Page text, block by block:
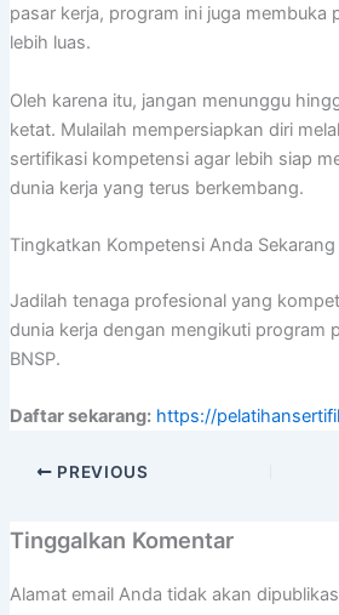
pasar kerja, program ini juga membuka
lebih luas.
Oleh karena itu, jangan menunggu
ketat. Mulailah mempersiapkan diri
sertifikasi kompetensi agar lebih siap
dunia kerja yang terus berkembang.
Tingkatkan Kompetensi Anda Sekarang
Jadilah tenaga profesional yang
dunia kerja dengan mengikuti program
BNSP.
Daftar sekarang: https://
PREVIOUS
Tinggalkan Komentar
Alamat email Anda tidak akan